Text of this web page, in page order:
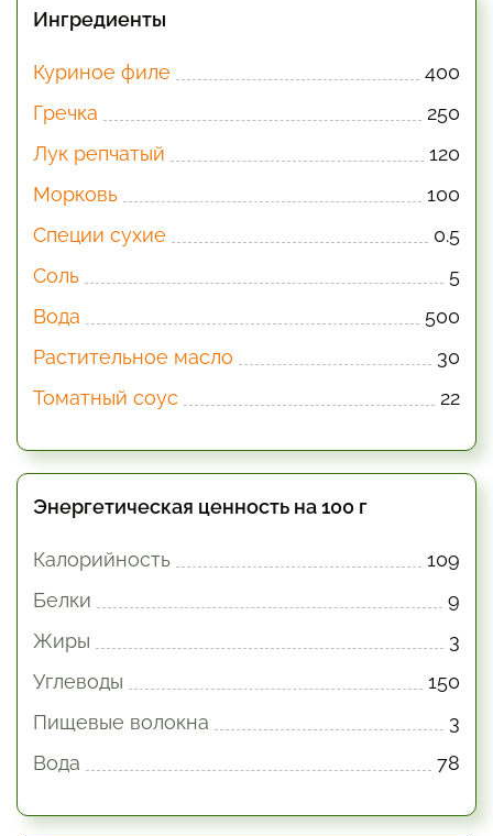
Ингредиенты
Куриное филе
400
Гречка
250
Лук репчатый
120
Морковь
100
Специи сухие
0.5
Соль
5
Вода
500
Растительное масло
30
Томатный соус
22
Энергетическая ценность на 100 г
Калорийность
109
Белки
9
Жиры
3
Углеводы
150
Пищевые волокна
3
Вода
78